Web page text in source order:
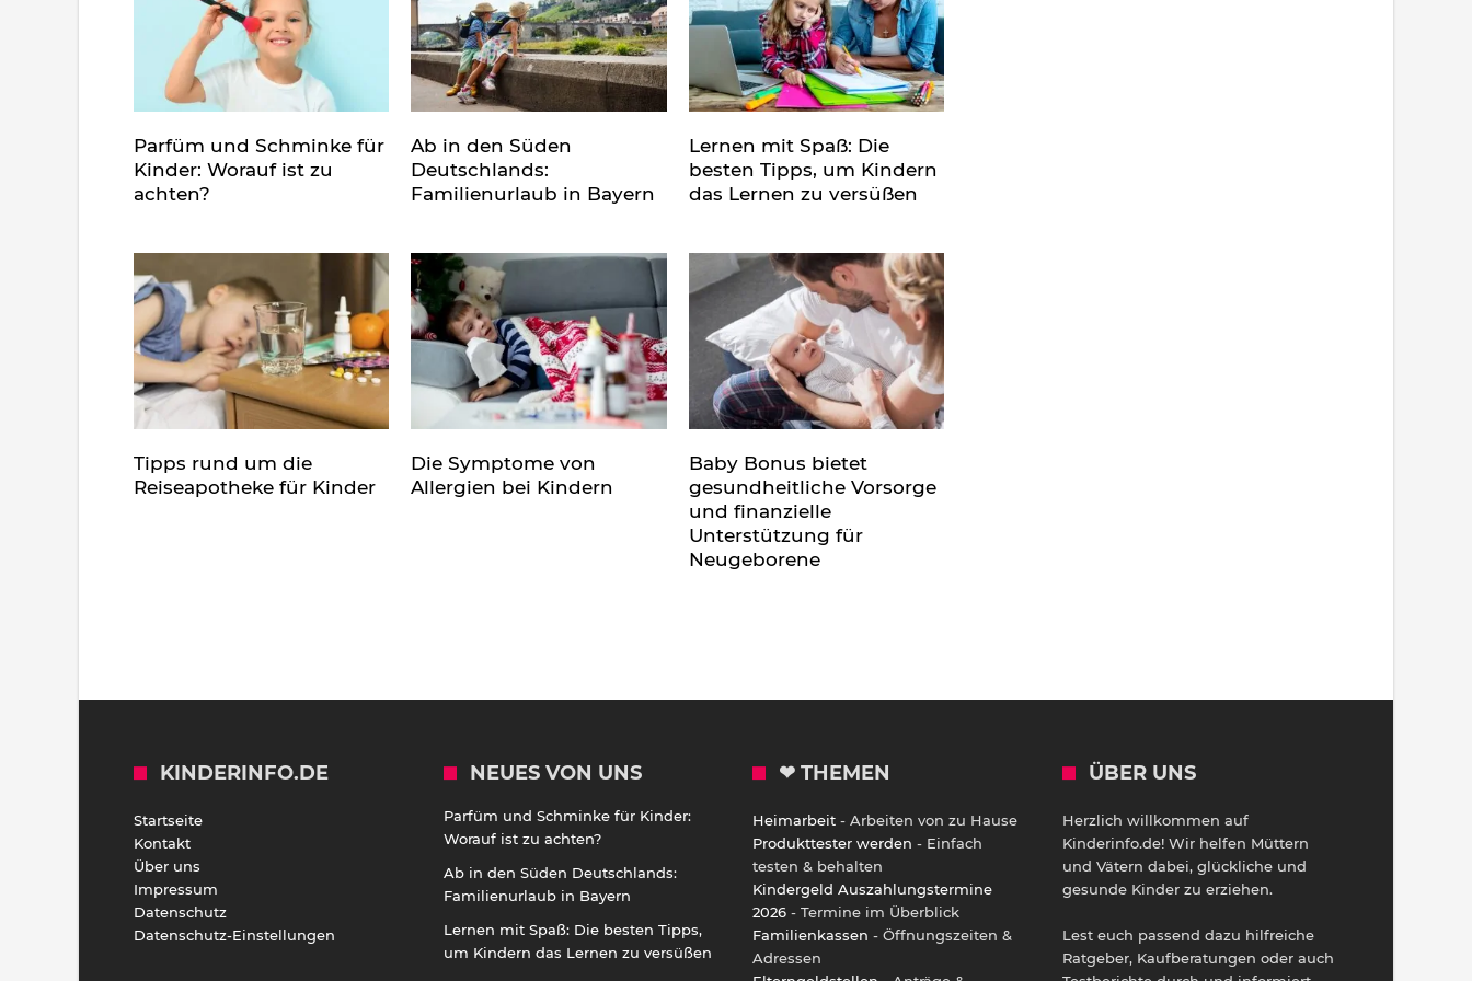
Parfüm und Schminke für
Kinder: Worauf ist zu
achten?
Ab in den Süden
Deutschlands:
Familienurlaub in Bayern
Lernen mit Spaß: Die
besten Tipps, um Kindern
das Lernen zu versüßen
Tipps rund um die
Reiseapotheke für Kinder
Die Symptome von
Allergien bei Kindern
Baby Bonus bietet
gesundheitliche Vorsorge
und finanzielle
Unterstützung für
Neugeborene
KINDERINFO.DE
Startseite
Kontakt
Über uns
Impressum
Datenschutz
Datenschutz-Einstellungen
NEUES VON UNS
Parfüm und Schminke für Kinder:
Worauf ist zu achten?
Ab in den Süden Deutschlands:
Familienurlaub in Bayern
Lernen mit Spaß: Die besten Tipps,
um Kindern das Lernen zu versüßen
❤ THEMEN
Heimarbeit - Arbeiten von zu Hause
Produkttester werden - Einfach
testen & behalten
Kindergeld Auszahlungstermine
2026 - Termine im Überblick
Familienkassen - Öffnungszeiten &
Adressen
ÜBER UNS
Herzlich willkommen auf
Kinderinfo.de! Wir helfen Müttern
und Vätern dabei, glückliche und
gesunde Kinder zu erziehen.
Lest euch passend dazu hilfreiche
Ratgeber, Kaufberatungen oder auch